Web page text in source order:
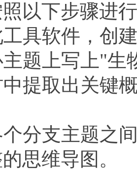
以下步骤进
工具软件，创
题上写上"生
提取出关键
分支主题之
思维导图。